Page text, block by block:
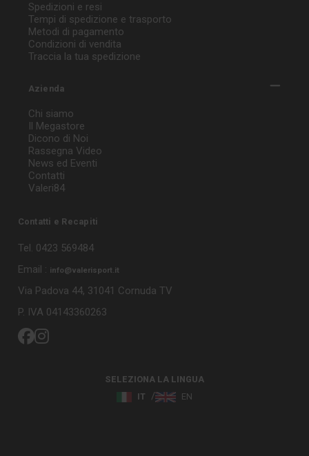
Spedizioni e resi
Tempi di spedizione e trasporto
Metodi di pagamento
Condizioni di vendita
Traccia la tua spedizione
Azienda
Chi siamo
Il Megastore
Dicono di Noi
Rassegna Video
News ed Eventi
Contatti
Valeri84
Contatti e Recapiti
Tel. 0423 569484
Email : info@valerisport.it
Via Padova 44, 31041 Cornuda TV
P. IVA 04143360263
SELEZIONA LA LINGUA
IT
EN